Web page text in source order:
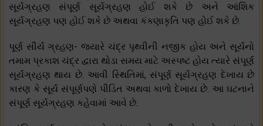
સૂર્યગ્રહણ સંપૂર્ણ સૂર્યગ્રહણ હોઈ શકે છે અને આંશિક
સૂર્યગ્રહણ પણ હોઈ શકે છે અથવા કંકણાકૃતિ પણ હોઈ શકે છે.
પૂર્ણ સીર્ય ગ્રહણ- જ્યારે ચંદ્ર પૃથ્વીની નજીક હોય અને સૂર્યનો
તમામ પ્રકાશ ચંદ્ર દ્વારા થોડા સમય માટે અસ્પષ્ટ હોય ત્યારે સંપૂર્ણ
સૂર્યગ્રહણ થાય છે. આવી સ્થિતિમાં, સંપૂર્ણ સૂર્યગ્રહણ દેખાય છે
કારણ કે સૂર્ય સંપૂર્ણપણે પીડિત અથવા કાળો દેખાય છે. આ ઘટનાને
સંપૂર્ણ સૂર્યગ્રહણ કહેવામાં આવે છે.